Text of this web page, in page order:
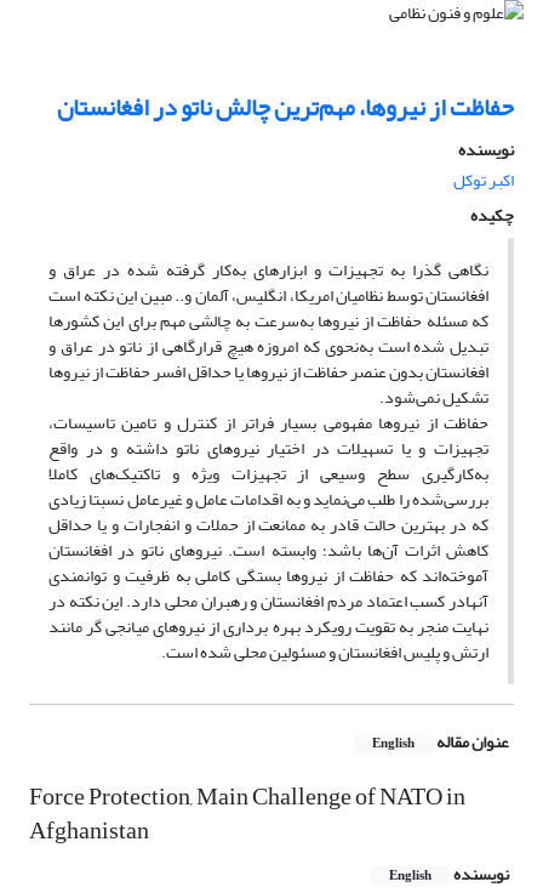
حفاظت از نیروها، مهم‌ترین چالش ناتو در افغانستان
نویسنده
اکبر توکل
چکیده
نگاهی گذرا به تجهیزات و ابزارهای به‌کار گرفته شده در عراق و
افغانستان توسط نظامیان امریکا، انگلیس، آلمان و.. مبین این نکته است
که مسئله حفاظت از نیروها به‌سرعت به چالشی مهم برای این کشورها
تبدیل شده است به‌نحوی که امروزه هیچ قرارگاهی از ناتو در عراق و
افغانستان بدون عنصر حفاظت از نیروها یا حداقل افسر حفاظت از نیروها
تشکیل نمی‌شود.
حفاظت از نیروها مفهومی بسیار فراتر از کنترل و تامین تاسیسات،
تجهیزات و یا تسهیلات در اختیار نیروهای ناتو داشته و در واقع
به‌کارگیری سطح وسیعی از تجهیزات ویژه و تاکتیک‌های کاملا
بررسی‌شده را طلب می‌نماید و به اقدامات عامل و غیرعامل نسبتا زیادی
که در بهترین حالت قادر به ممانعت از حملات و انفجارات و یا حداقل
کاهش اثرات آن‌ها باشد؛ وابسته است. نیروهای ناتو در افغانستان
آموخته‌اند که حفاظت از نیروها بستگی کاملی به ظرفیت و توانمندی
آنهادر کسب اعتماد مردم افغانستان و رهبران محلی دارد. این نکته در
نهایت منجر به تقویت رویکرد بهره برداری از نیروهای میانجی گر مانند
ارتش و پلیس افغانستان و مسئولین محلی شده است.
عنوان مقاله English
Force Protection, Main Challenge of NATO in
Afghanistan
نویسنده English